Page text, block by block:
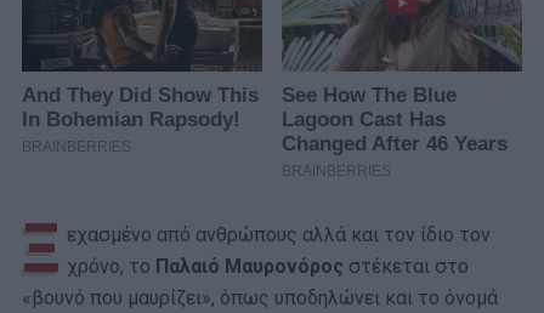
Ξ εχασμένο από ανθρώπους αλλά και τον ίδιο τον
χρόνο, το Παλαιό Μαυρονόρος στέκεται στο
«βουνό που μαυρίζει», όπως υποδηλώνει και το όνομά